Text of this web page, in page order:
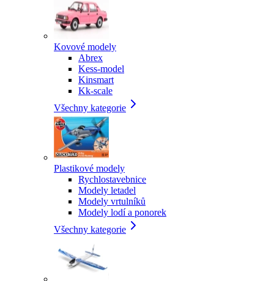
Kovové modely
Abrex
Kess-model
Kinsmart
Kk-scale
Všechny kategorie
Plastikové modely
Rychlostavebnice
Modely letadel
Modely vrtulníků
Modely lodí a ponorek
Všechny kategorie